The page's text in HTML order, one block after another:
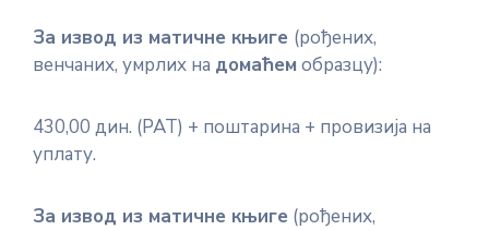
Општинска
Привреда
За извод из матичне књиге (рођених,
венчаних, умрлих на домаћем образцу):
430,00 дин. (РАТ) + поштарина + провизија на
уплату.
За извод из матичне књиге (рођених,